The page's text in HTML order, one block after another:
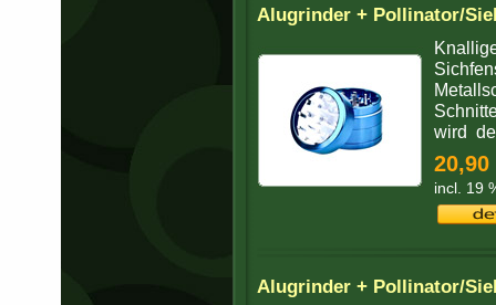
Alugrinder + Pollinator/
wird
20,90
incl. 19
Alugrinder + Pollinator/